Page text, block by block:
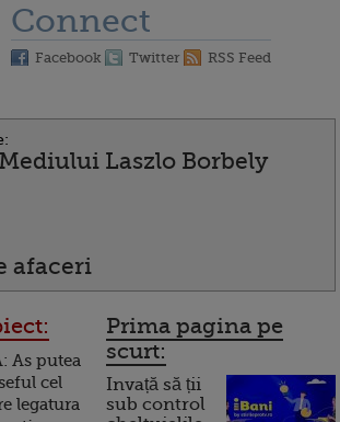
Connect
Facebook Twitter RSS Feed
Laszlo Borbely
afaceri
As putea
cel
legatura
Prima pagina pe
scurt:
Invață să ții
sub control